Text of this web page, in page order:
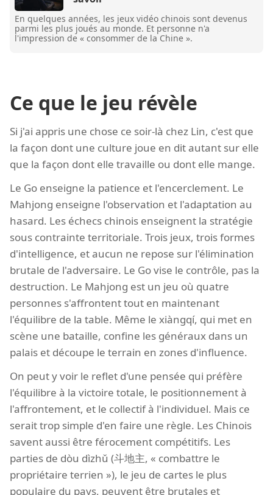
En quelques années, les jeux vidéo chinois sont devenus
parmi les plus joués au monde. Et personne n'a
l'impression de « consommer de la Chine ».
Ce que le jeu révèle
Si j'ai appris une chose ce soir-là chez Lin, c'est que
la façon dont une culture joue en dit autant sur elle
que la façon dont elle travaille ou dont elle mange.
Le Go enseigne la patience et l'encerclement. Le
Mahjong enseigne l'observation et l'adaptation au
hasard. Les échecs chinois enseignent la stratégie
sous contrainte territoriale. Trois jeux, trois formes
d'intelligence, et aucun ne repose sur l'élimination
brutale de l'adversaire. Le Go vise le contrôle, pas la
destruction. Le Mahjong est un jeu où quatre
personnes s'affrontent tout en maintenant
l'équilibre de la table. Même le xiàngqí, qui met en
scène une bataille, confine les généraux dans un
palais et découpe le terrain en zones d'influence.
On peut y voir le reflet d'une pensée qui préfère
l'équilibre à la victoire totale, le positionnement à
l'affrontement, et le collectif à l'individuel. Mais ce
serait trop simple d'en faire une règle. Les Chinois
savent aussi être férocement compétitifs. Les
parties de dòu dìzhǔ (斗地主, « combattre le
propriétaire terrien »), le jeu de cartes le plus
populaire du pays, peuvent être brutales et